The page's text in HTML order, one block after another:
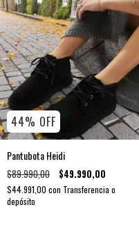
44% OFF
Pantubota Heidi
$89.990,00 $49.990,00
$44.991,00 con Transferencia o
depósito